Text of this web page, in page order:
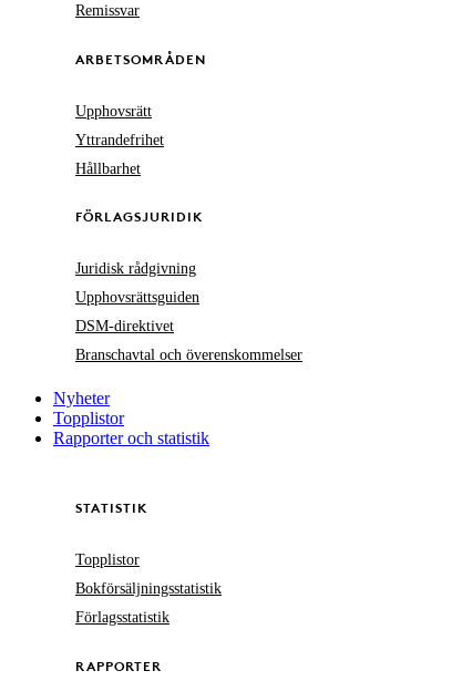
Remissvar
ARBETSOMRÅDEN
Upphovsrätt
Yttrandefrihet
Hållbarhet
FÖRLAGSJURIDIK
Juridisk rådgivning
Upphovsrättsguiden
DSM-direktivet
Branschavtal och överenskommelser
Nyheter
Topplistor
Rapporter och statistik
STATISTIK
Topplistor
Bokförsäljningsstatistik
Förlagsstatistik
RAPPORTER